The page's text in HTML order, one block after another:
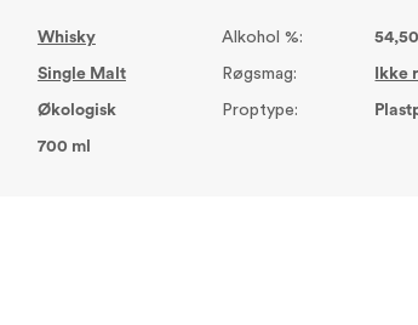
Whisky
Single Malt
Økologisk
700 ml
Alkohol %: 54,50
Røgsmag: Ikke
Proptype: